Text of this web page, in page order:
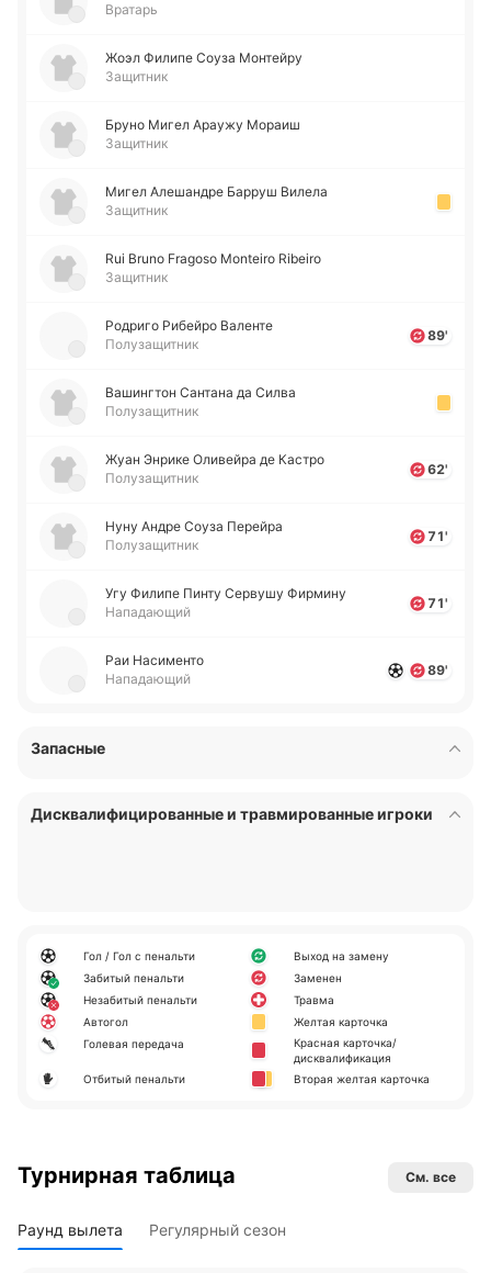
Вратарь
Жоэл Филипе Соуза Мо­нтей­ру
Защитник
Бруно Мигел Араужу Мораиш
Защитник
Мигел Але­ша­ндре Барруш Вилела
Защитник
Rui Bruno Fragoso Monteiro Ribeiro
Защитник
Ро­дри­го Ри­бей­ро Ва­ле­нте
Полузащитник
89'
Ва­ши­нгтон Са­нта­на да Силва
Полузащитник
Жуан Энрике Оли­вей­ра де Кастро
Полузащитник
62'
Нуну Андре Соуза Пе­рей­ра
Полузащитник
71'
Угу Филипе Пинту Се­рву­шу Фи­рми­ну
Нападающий
71'
Раи На­си­ме­нто
Нападающий
89'
Запасные
Дисквалифицированные и травмированные игроки
Гол / Гол с пенальти
Забитый пенальти
Незабитый пенальти
Автогол
Голевая передача
Отбитый пенальти
Выход на замену
Заменен
Травма
Желтая карточка
Красная карточка/
дисквалификация
Вторая желтая карточка
Турнирная таблица См. все
Раунд вылета Регулярный сезон